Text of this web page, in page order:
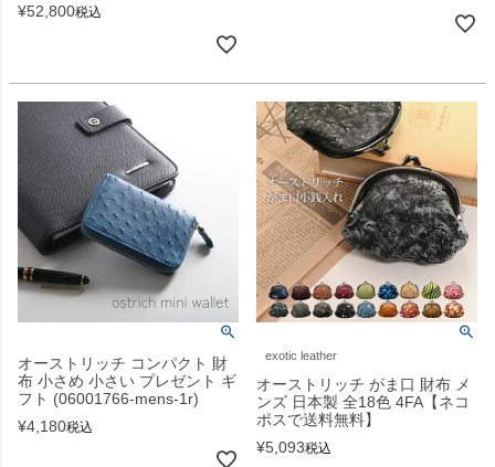
¥52,800税込
オーストリッチ コンパクト 財
布 小さめ 小さい プレゼント ギ
フト (06001766-mens-1r)
¥4,180税込
exotic leather
オーストリッチ がま口 財布 メ
ンズ 日本製 全18色 4FA【ネコ
ポスで送料無料】
¥5,093税込